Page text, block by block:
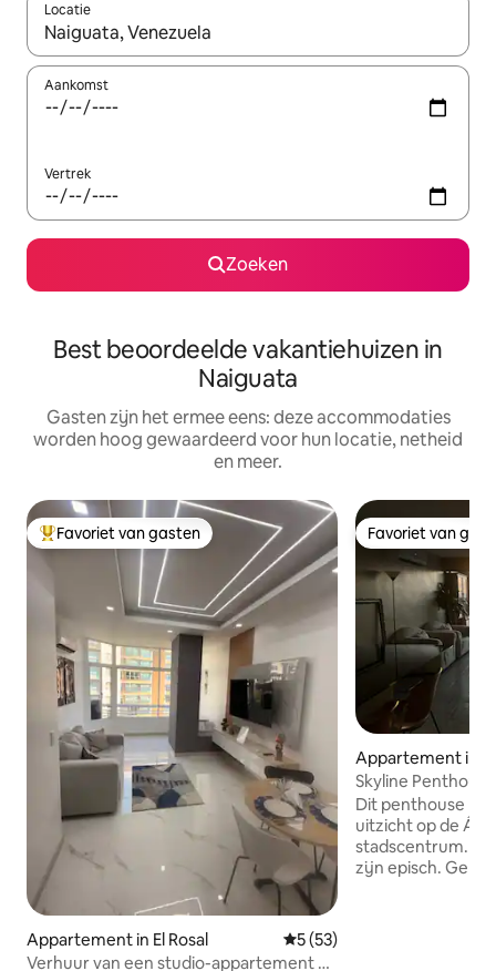
Locatie
Wanneer er suggesties beschikbaar zijn, maak je een keuze
Aankomst
Vertrek
Zoeken
Best beoordeelde vakantiehuizen in
Naiguata
Gasten zijn het ermee eens: deze accommodaties
worden hoog gewaardeerd voor hun locatie, netheid
en meer.
Topfavoriet van gasten
Favoriet van gasten
Appartement in El Rosal Gemiddelde beoordeling
5 (53)
Verhuur van een studio-appartement El
Favoriet van
Favoriet van
Appartement in
Skyline
balkon en
Dit penthouse
uitzicht op de
stadscentrum.
zijn episch.